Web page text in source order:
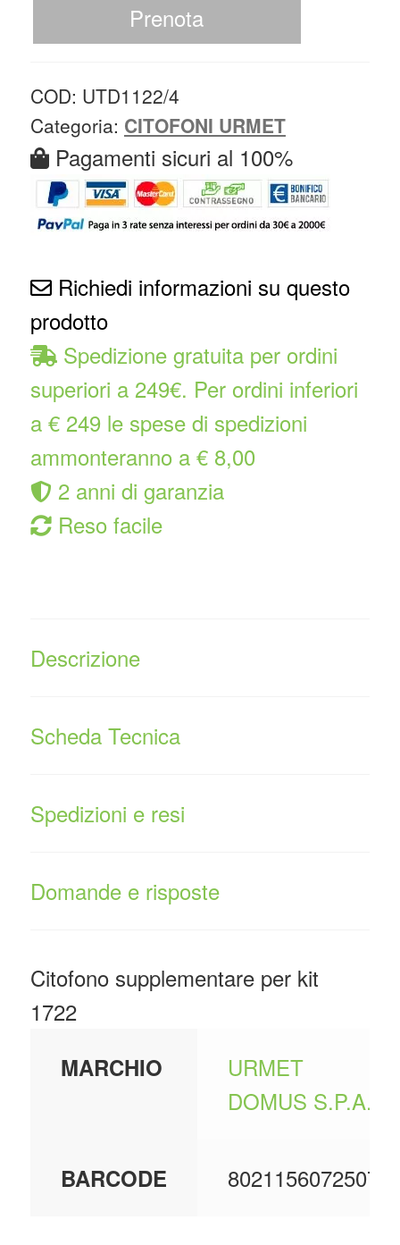
Prenota
COD: UTD1122/4
Categoria: CITOFONI URMET
Pagamenti sicuri al 100%
Richiedi informazioni su questo
prodotto
Spedizione gratuita per ordini
superiori a 249€. Per ordini inferiori
a € 249 le spese di spedizioni
ammonteranno a € 8,00
2 anni di garanzia
Reso facile
Descrizione
Scheda Tecnica
Spedizioni e resi
Domande e risposte
Citofono supplementare per kit
1722
MARCHIO
URMET
DOMUS S.P.A.
BARCODE 8021156072507